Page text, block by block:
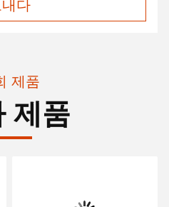
내다
제품
제품